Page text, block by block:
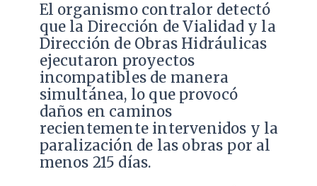
El organismo contralor detectó
que la Dirección de Vialidad y la
Dirección de Obras Hidráulicas
ejecutaron proyectos
incompatibles de manera
simultánea, lo que provocó
daños en caminos
recientemente intervenidos y la
paralización de las obras por al
menos 215 días.